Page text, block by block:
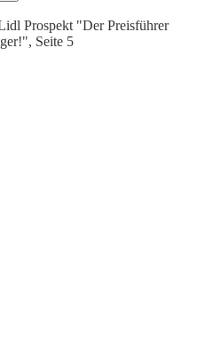
Prospekt "Der Preisführer
Seite 5